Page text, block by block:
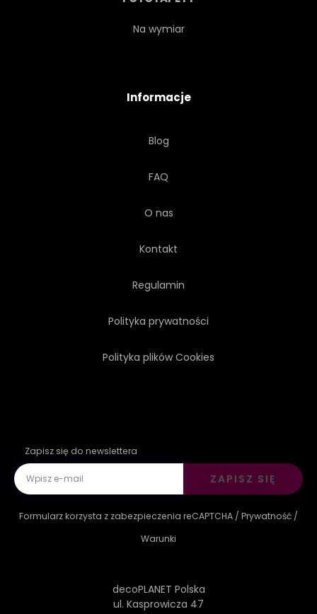
Na wymiar
Informacje
Blog
FAQ
O nas
Kontakt
Regulamin
Polityka prywatności
Polityka plików Cookies
Zapisz się do newslettera
ZAPISZ SIĘ
Formularz korzysta z zabezpieczenia reCAPTCHA / Prywatność /
Warunki
decoPLANET Polska
ul. Kasprowicza 47